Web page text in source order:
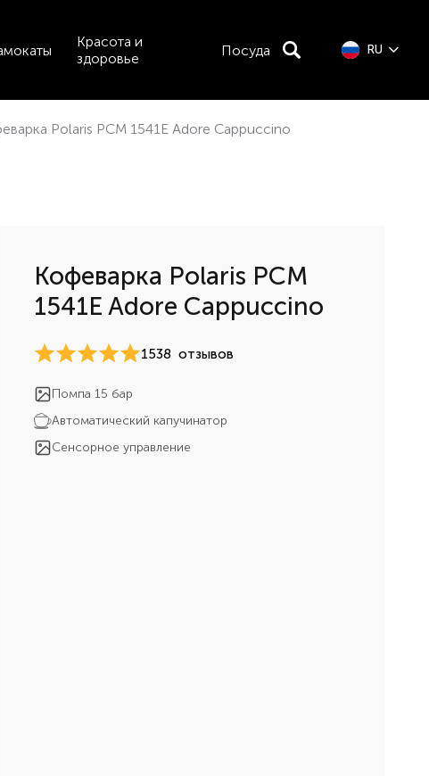
Красота и
здоровье
Посуда RU
Polaris PCM 1541E Adore Cappuccino
Кофеварка Polaris PCM
1541E Adore Cappuccino
1538 отзывов
Помпа 15 бар
Автоматический капучинатор
Сенсорное управление